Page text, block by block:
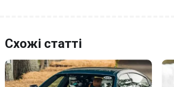
Схожі статті